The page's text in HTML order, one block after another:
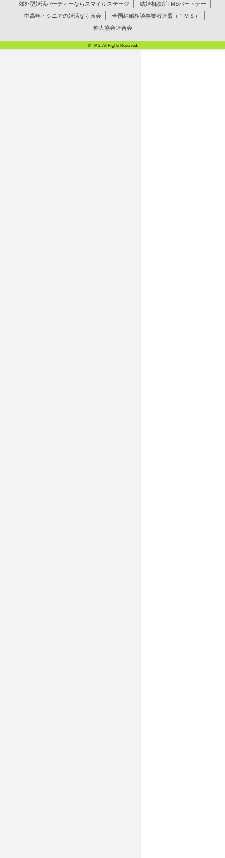
郊外型婚活パーティーならスマイルステージ
結婚相談所TMSパートナー
中高年・シニアの婚活なら茜会
全国結婚相談事業者連盟（ＴＭＳ）
仲人協会連合会
© TMS, All Rights Reserved.